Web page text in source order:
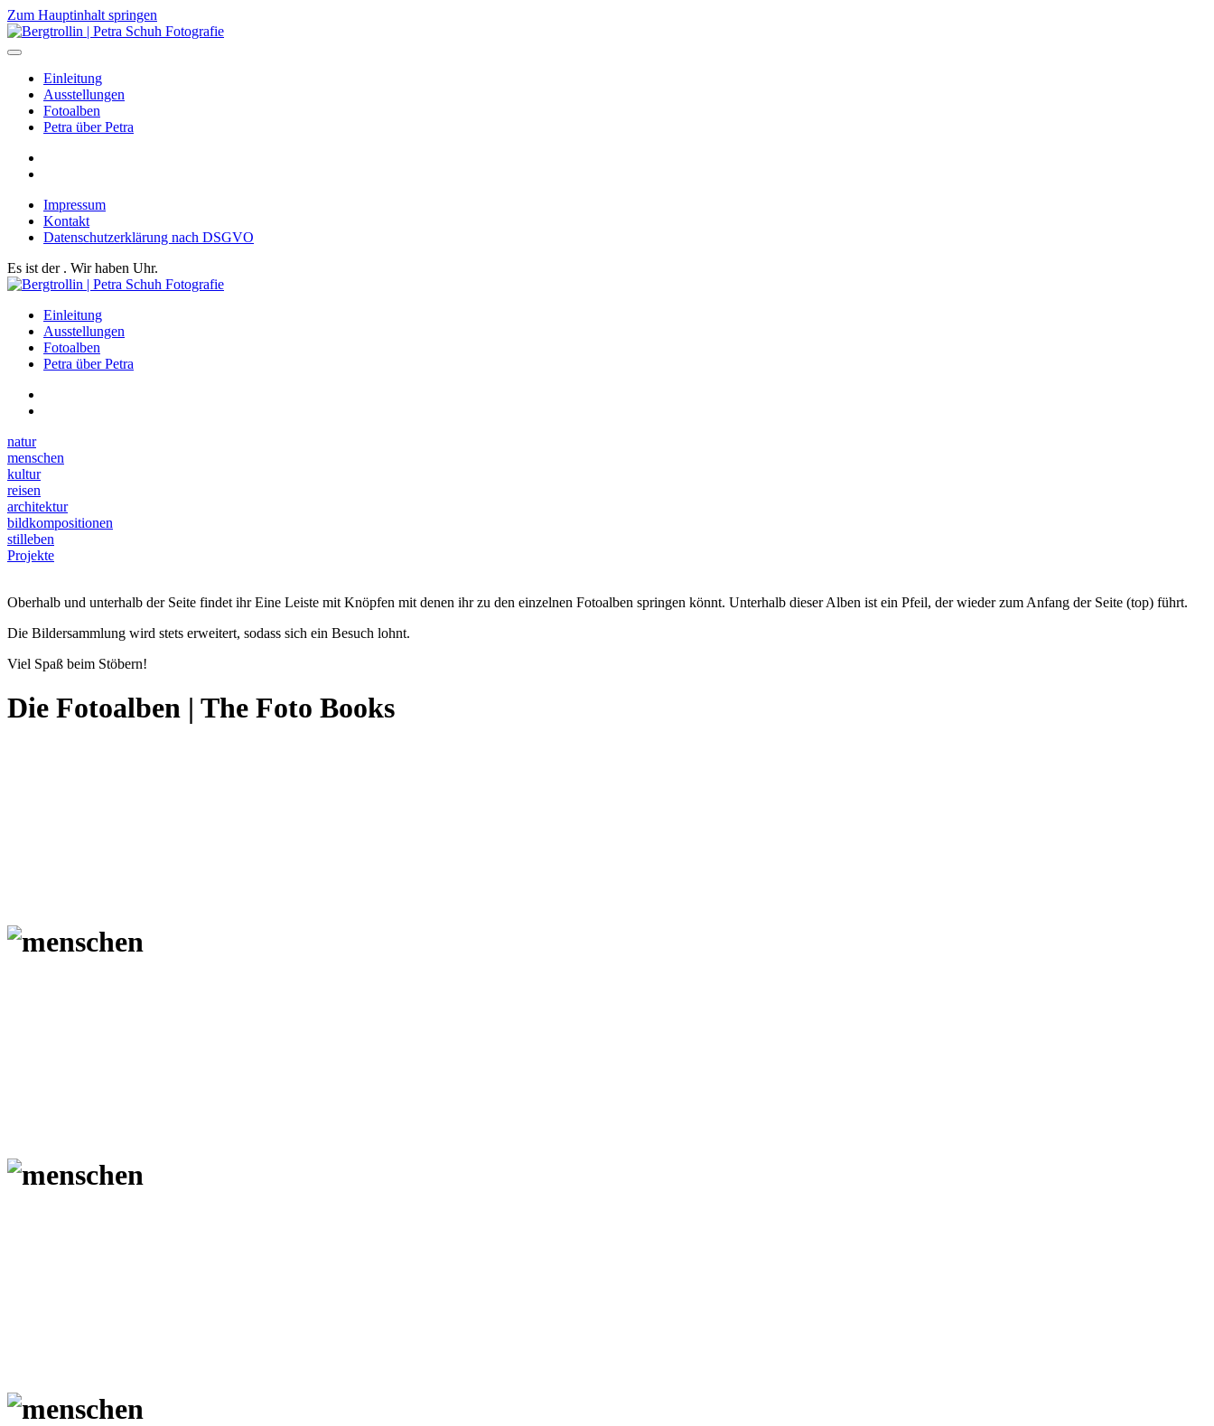
Zum Hauptinhalt springen
Einleitung
Ausstellungen
Fotoalben
Petra über Petra
Impressum
Kontakt
Datenschutzerklärung nach DSGVO
Es ist der . Wir haben Uhr.
Einleitung
Ausstellungen
Fotoalben
Petra über Petra
natur
menschen
kultur
reisen
architektur
bildkompositionen
stilleben
Projekte
Oberhalb und unterhalb der Seite findet ihr Eine Leiste mit Knöpfen mit denen ihr zu den einzelnen Fotoalben springen könnt. Unterhalb dieser Alben ist ein Pfeil, der wieder zum Anfang der Seite (top) führt.
Die Bildersammlung wird stets erweitert, sodass sich ein Besuch lohnt.
Viel Spaß beim Stöbern!
Die Fotoalben | The Foto Books